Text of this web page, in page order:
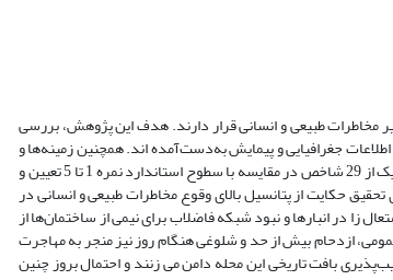
مخاطرات طبیعی و انسانی قرار دارند.هدف این پژوهش، بررسی
جغرافیایی و پیمایشبه‌دست‌آمده ­اند. همچنین زمینه‌ها و
اسناد تاریخی به عنوان بخشی از این مطالعه مورد تجزیه و تحلیل قرار گرفته است. 10 کارشناس شهرداری برای هر یک از 29 شاخص در مقایسه با سطوح استاندارد نمره 1 تا 5 تعیین و
تحقیق حکایت از پتانسیل بالای وقوع مخاطرات طبیعی و انسانی در
زا در انبارها و نبود شبکه فاضلاب برای نیمی از ساختمان‌ها از
ازدحام بیش از حد و شلوغی هنگام روز نیز منجر به مهاجرت
بافت تاریخی این محله دامن می ­زنند و احتمال بروز چنین